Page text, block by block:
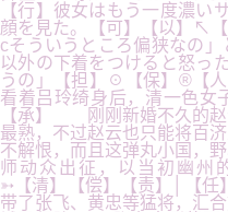
【行】彼女はもう一度濃い
顔を見た。【可】【以】↖
cそういうところ偏狭なの
以外の下着をつけると怒っ
うの」【担】☉【保】®【
看着吕玲绮身后，清一色女
【承】 刚刚新婚不久的赵
最熟，不过赵云也只能将百
不解恨，而且这弹丸小国，
师动众出征，以当初幽州
➳【清】【偿】【责】│【
带了张飞、黄忠等猛将，汇